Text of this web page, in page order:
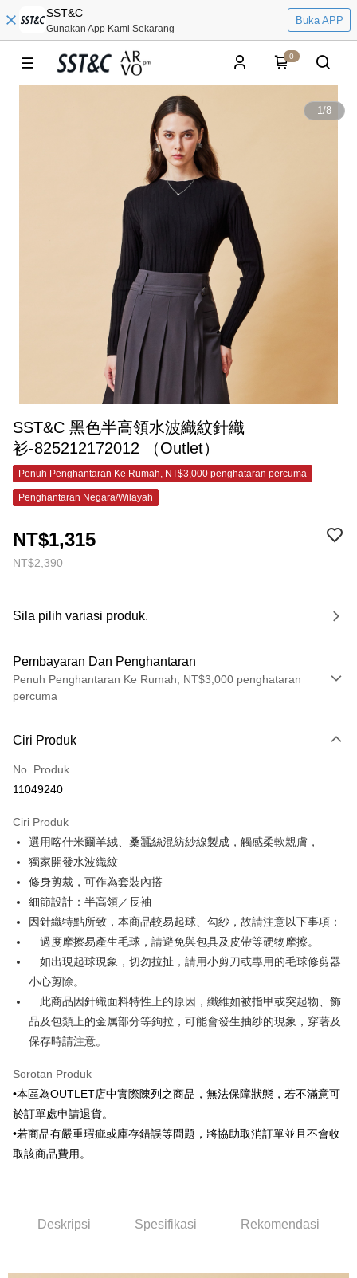
SST&C
Gunakan App Kami Sekarang
Buka APP
0
1/8
SST&C 黑色半高領水波織紋針織
衫-825212172012 （Outlet）
Penuh Penghantaran Ke Rumah, NT$3,000 penghataran percuma
Penghantaran Negara/Wilayah
NT$2,390
NT$1,315
Sila pilih variasi produk.
Pembayaran Dan Penghantaran
Penuh Penghantaran Ke Rumah, NT$3,000 penghataran
percuma
Kad Kredit (Bayaran Penuh)
Ansuran Kad Kredit
Taiwan Cooperative Bank
Hua Nan Commercial
Bank
Chang Hwa Commercial
The Shanghai
Commercial & Savings
Bank
Bank Cathay United
Mega International
Commercial Bank
Taiwan Business Bank
Taichung Commercial
HSBC Bank (Taiwan)
Hwatai Bank
Union Bank of Taiwan
Far Eastern International
Bank Komersial E.SUN
Bank Antarabangsa
Taishin
Bank CTBC
Syarikat Kad Kredit
6 ansuran pada kadar faedah 0,
ansuran
21 Bank
Taiwan Cooperative Bank
Hua Nan Commercial Bank
The Shanghai Commercial &
Savings Bank
Bank Cathay United
Mega International Commercial
Bank
Taiwan Business Bank
Taichung Commercial Bank
HSBC Bank (Taiwan) Limited
Union Bank of Taiwan
Far Eastern International Bank
Yuanta Commercial Bank
Bank SinoPac
Bank Komersial E.SUN
Syarikat Kad Kredit Rakuten
Taiwan
LINE Pay
Apple Pay
JKOPAY
Easy Wallet
Pemindahan ATM
NT$120/pesanan | Penghantaran percuma untuk pesanan
NT$3,000 atau lebih
新竹物流離島宅配
LINEX 宇迅國際 Kadar Penghantaran
Ciri Produk
No. Produk
11049240
Ciri Produk
選用喀什米爾羊絨、桑蠶絲混紡紗線製成，觸感柔軟親膚，
獨家開發水波織紋
修身剪裁，可作為套裝內搭
細節設計：半高領／長袖
因針織特點所致，本商品較易起球、勾紗，故請注意以下事項：
過度摩擦易產生毛球，請避免與包具及皮帶等硬物摩擦。
如出現起球現象，切勿拉扯，請用小剪刀或專用的毛球修剪器
小心剪除。
此商品因針織面料特性上的原因，纖維如被指甲或突起物、飾
品及包類上的金属部分等鉤拉，可能會發生抽纱的現象，穿著及
保存時請注意。
Sorotan Produk
•本區為OUTLET店中實際陳列之商品，無法保障狀態，若不滿意可
於訂單處申請退貨。
•若商品有嚴重瑕疵或庫存錯誤等問題，將協助取消訂單並且不會收
取該商品費用。
Deskripsi Spesifikasi Rekomendasi